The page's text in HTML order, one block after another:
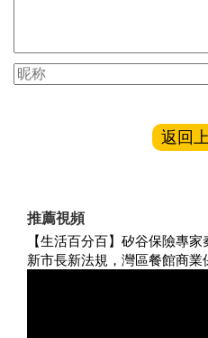
返回
推薦視頻
【生活百分百】矽谷保險專
新市長新法規，灣區餐館商業